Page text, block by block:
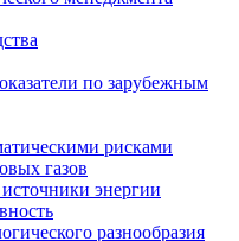
по зарубежным
рисками
газов
энергии
разнообразия